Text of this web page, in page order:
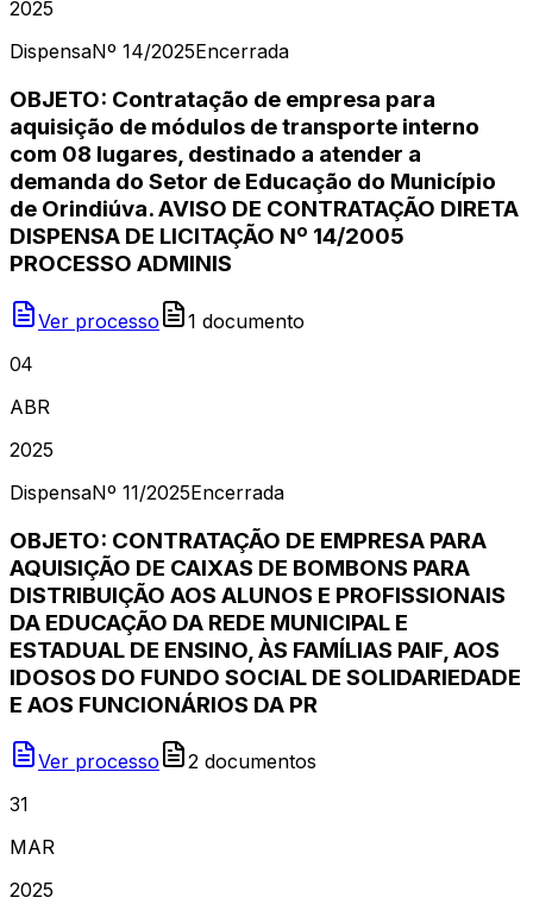
2025
DispensaNº 14/2025Encerrada
OBJETO: Contratação de empresa para
aquisição de módulos de transporte interno
com 08 lugares, destinado a atender a
demanda do Setor de Educação do Município
de Orindiúva. AVISO DE CONTRATAÇÃO DIRETA
DISPENSA DE LICITAÇÃO Nº 14/2005
PROCESSO ADMINIS
Ver processo 1 documento
04
ABR
2025
DispensaNº 11/2025Encerrada
OBJETO: CONTRATAÇÃO DE EMPRESA PARA
AQUISIÇÃO DE CAIXAS DE BOMBONS PARA
DISTRIBUIÇÃO AOS ALUNOS E PROFISSIONAIS
DA EDUCAÇÃO DA REDE MUNICIPAL E
ESTADUAL DE ENSINO, ÀS FAMÍLIAS PAIF, AOS
IDOSOS DO FUNDO SOCIAL DE SOLIDARIEDADE
E AOS FUNCIONÁRIOS DA PR
Ver processo 2 documentos
31
MAR
2025